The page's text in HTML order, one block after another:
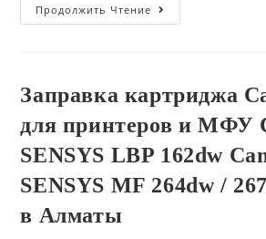
Продолжить Чтение Заправка
Картриджа
Принтеров
HP
LaserJet
M211
/
M211d
/
M211dw
Заправка картриджа
для принтеров и МФУ
SENSYS LBP 162dw
SENSYS MF 264dw /
в Алматы